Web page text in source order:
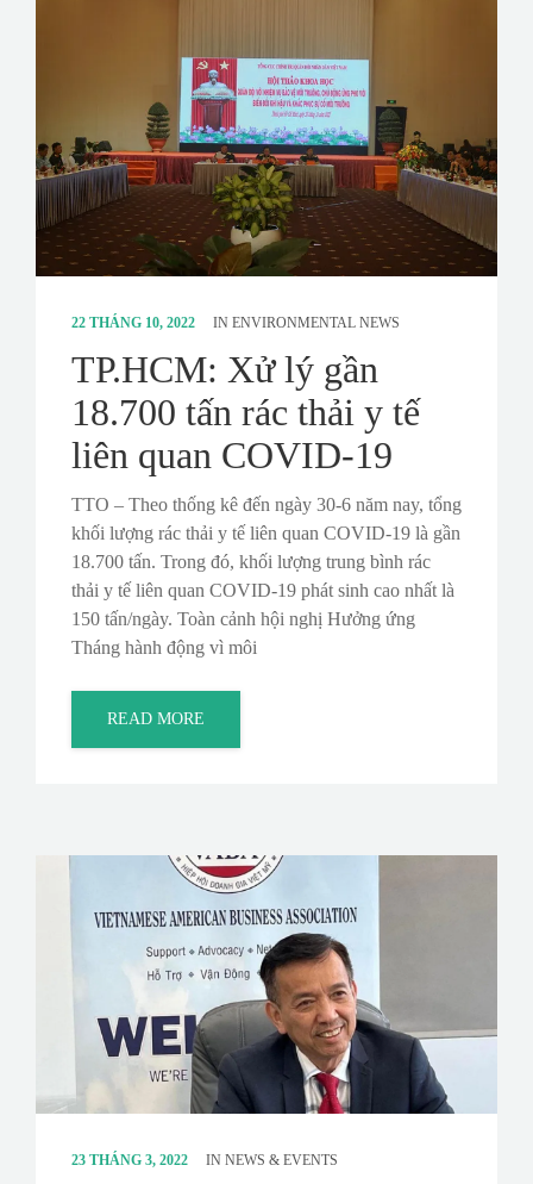
22 THÁNG 10, 2022 IN ENVIRONMENTAL NEWS
TP.HCM: Xử lý gần
18.700 tấn rác thải y tế
liên quan COVID-19
TTO – Theo thống kê đến ngày 30-6 năm nay, tổng
khối lượng rác thải y tế liên quan COVID-19 là gần
18.700 tấn. Trong đó, khối lượng trung bình rác
thải y tế liên quan COVID-19 phát sinh cao nhất là
150 tấn/ngày. Toàn cảnh hội nghị Hưởng ứng
Tháng hành động vì môi
READ MORE
23 THÁNG 3, 2022 IN NEWS & EVENTS